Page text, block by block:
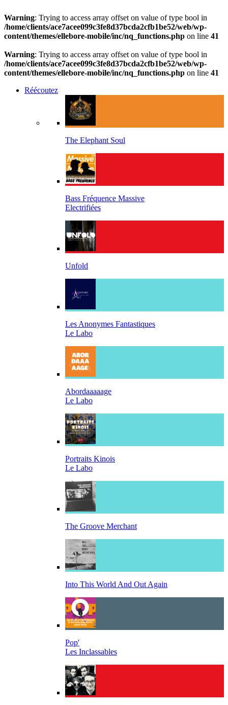
Warning: Trying to access array offset on value of type bool in
/home/clients/ace7acee099c3fe8d37bcda2cfb1be52/web/wp-
content/themes/ellebore-mobile/inc/nq_functions.php on line 41
Warning: Trying to access array offset on value of type bool in
/home/clients/ace7acee099c3fe8d37bcda2cfb1be52/web/wp-
content/themes/ellebore-mobile/inc/nq_functions.php on line 41
Réécoutez
The Elephant Soul
Bass Fréquence Massive
Electrifiées
Unfold
Les Anonymes Fantastiques
Le Labo
Abordaaaaage
Le Labo
Portraits Kinois
Le Labo
The Groove Merchant
Into This World And Out Again
Pop'
Les Inclassables